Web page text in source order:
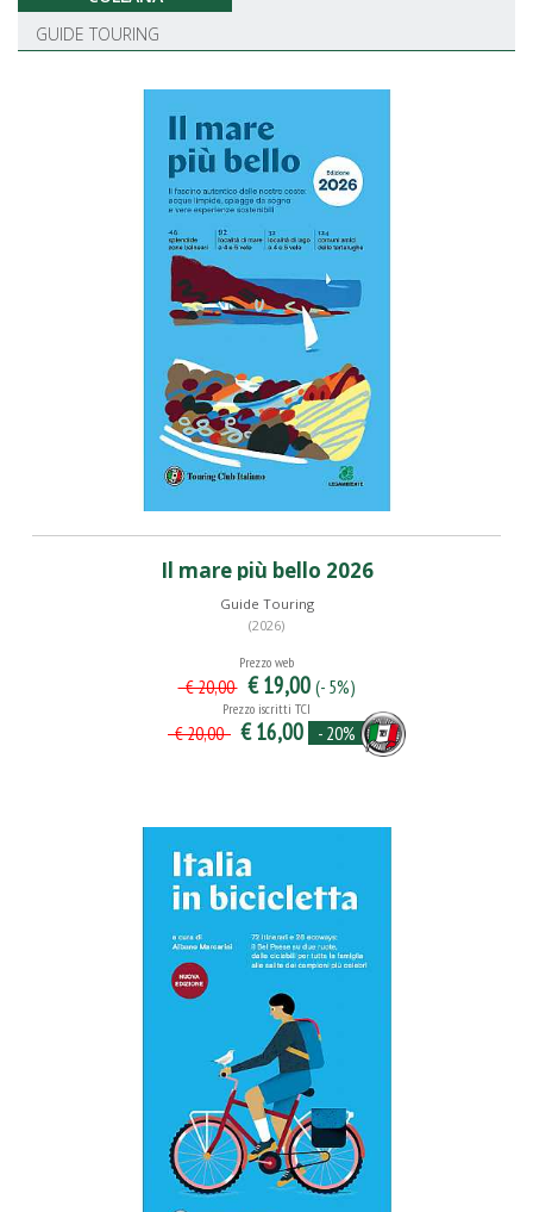
GUIDE TOURING
Il mare più bello 2026
Guide Touring
(2026)
Prezzo web
€ 20,00 € 19,00 (- 5%)
Prezzo iscritti TCI
€ 20,00 € 16,00 - 20%